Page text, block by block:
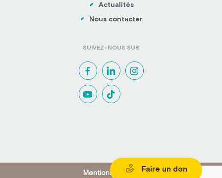
Actualités
Nous contacter
SUIVEZ-NOUS SUR
Mentions légales Faire un don